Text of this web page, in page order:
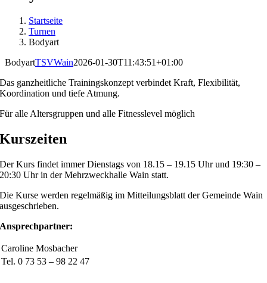
Startseite
Turnen
Bodyart
BodyartTSVWain2026-01-30T11:43:51+01:00
Das ganzheitliche Trainingskonzept verbindet Kraft, Flexibilität,
Koordination und tiefe Atmung.
Für alle Altersgruppen und alle Fitnesslevel möglich
Kurszeiten
Der Kurs findet immer Dienstags von 18.15 – 19.15 Uhr und 19:30 –
20:30 Uhr in der Mehrzweckhalle Wain statt.
Die Kurse werden regelmäßig im Mitteilungsblatt der Gemeinde Wain
ausgeschrieben.
Ansprechpartner:
Caroline Mosbacher
Tel. 0 73 53 – 98 22 47